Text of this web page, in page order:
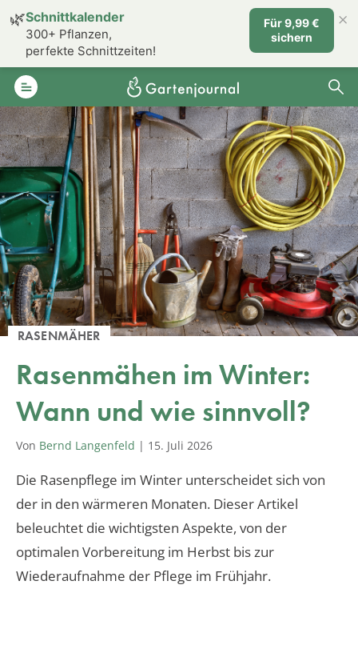
RASENMÄHER
Rasenmähen im Winter:
Wann und wie sinnvoll?
Von Bernd Langenfeld | 15. Juli 2026
Die Rasenpflege im Winter unterscheidet sich von
der in den wärmeren Monaten. Dieser Artikel
beleuchtet die wichtigsten Aspekte, von der
optimalen Vorbereitung im Herbst bis zur
Wiederaufnahme der Pflege im Frühjahr.
🌿Schnittkalender
300+ Pflanzen,
perfekte Schnittzeiten!
Für 9,99 €
sichern
×